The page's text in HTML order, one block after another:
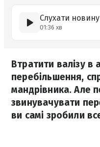
Слухати новину
01:36 хв
Втратити валізу в
перебільшення,
мандрівника. Але
звинувачувати
ви самі зробили